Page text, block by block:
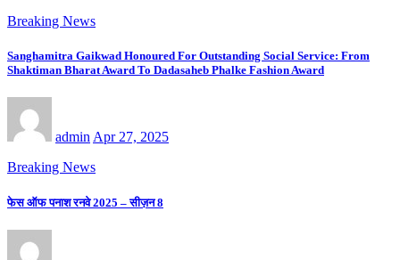
Breaking News
Sanghamitra Gaikwad Honoured For Outstanding Social Service: From
Shaktiman Bharat Award To Dadasaheb Phalke Fashion Award
adminApr 27, 2025
Breaking News
फेस ऑफ पनाश रनवे 2025 – सीज़न 8